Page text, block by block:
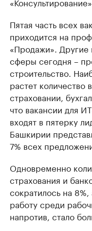
Пятая часть всех
приходится на
«Продажи». Другие
сферы сегодня –
строительство.
растет количество
страховании,
что вакансии для
входят в пятерку
Башкирии
7% всех
Одновременно
страхования и
сократилось на
работу среди
напротив, стало